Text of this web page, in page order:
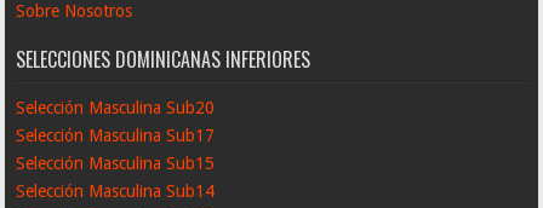
Sobre Nosotros
SELECCIONES DOMINICANAS INFERIORES
Selección Masculina Sub20
Selección Masculina Sub17
Selección Masculina Sub15
Selección Masculina Sub14